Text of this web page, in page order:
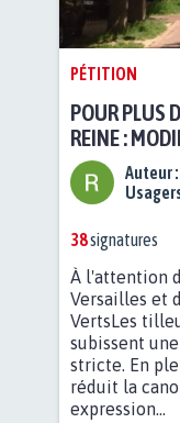
PÉTITION
POUR PLUS
REINE :
TILLEULSAuteur :
38signatures
À l'attention
Versailles et
VertsLes
subissent
stricte. En
réduit la
expression...